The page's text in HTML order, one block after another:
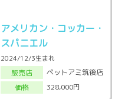
アメリカン・コッカー・
スパニエル
2024/12/3生まれ
販売店
ペットアミ筑後店
価格
328,000円